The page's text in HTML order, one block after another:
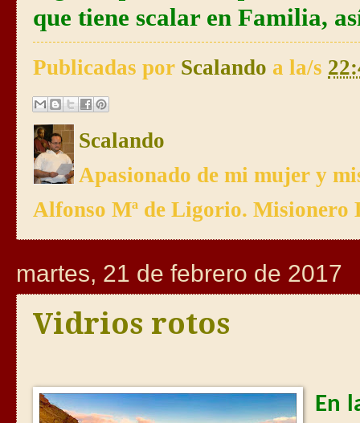
que tiene scalar en Familia,
Publicadas por Scalando a la/s
Scalando
Apasionado de mi mujer y
Alfonso Mª de Ligorio. Misionero
martes, 21 de febrero de 2017
Vidrios rotos
En